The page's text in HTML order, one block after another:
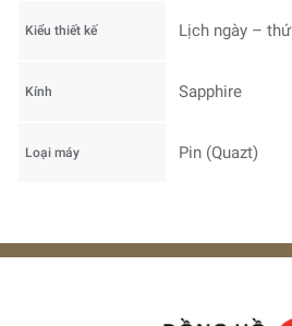
Kiểu thiết kế Lịch ngày – thứ
Kính Sapphire
Loại máy Pin (Quazt)